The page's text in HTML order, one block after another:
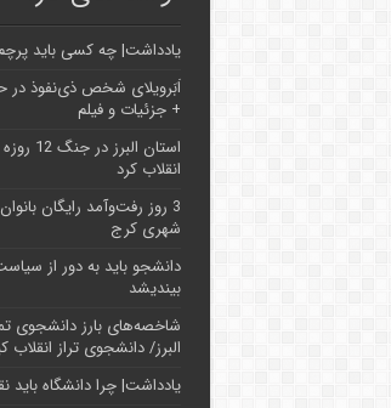
یادداشت| ‌چه کسی باید
اَبَر‌ویلای شخص ذی‌نفوذ
+ جزئیات و فیلم
انقلاب کرد
3 روز رفت‌وآمد رایگان
شهری کرج
دانشجو باید به دور از
بیندیشد
شاخصه‌های بارز دانشجوی
البرز/ دانشجوی تراز
یادداشت| چرا دانشگاه باید